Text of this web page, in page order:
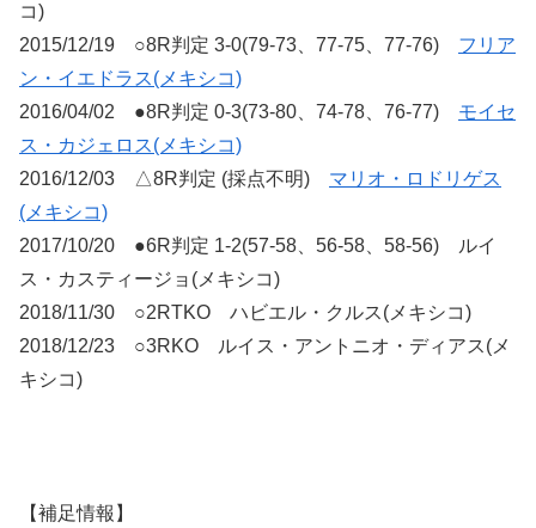
コ)
2015/12/19 ○8R判定 3-0(79-73、77-75、77-76) フリア
ン・イエドラス(メキシコ)
2016/04/02 ●8R判定 0-3(73-80、74-78、76-77) モイセ
ス・カジェロス(メキシコ)
2016/12/03 △8R判定 (採点不明) マリオ・ロドリゲス
(メキシコ)
2017/10/20 ●6R判定 1-2(57-58、56-58、58-56) ルイ
ス・カスティージョ(メキシコ)
2018/11/30 ○2RTKO ハビエル・クルス(メキシコ)
2018/12/23 ○3RKO ルイス・アントニオ・ディアス(メ
キシコ)
【補足情報】